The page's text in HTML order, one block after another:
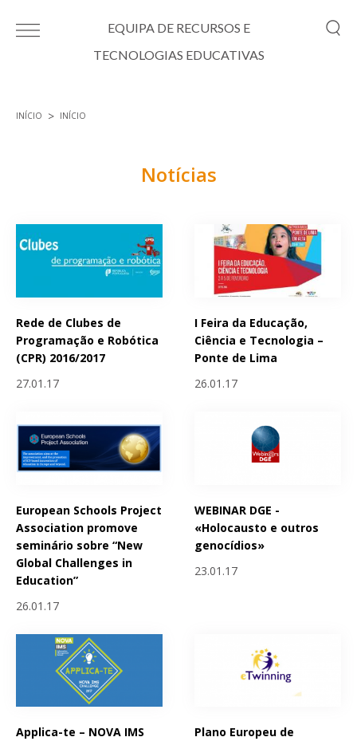
EQUIPA DE RECURSOS E
TECNOLOGIAS EDUCATIVAS
INÍCIO INÍCIO
Notícias
Rede de Clubes de
Programação e Robótica
(CPR) 2016/2017
27.01.17
I Feira da Educação,
Ciência e Tecnologia –
Ponte de Lima
26.01.17
European Schools Project
Association promove
seminário sobre “New
Global Challenges in
Education”
26.01.17
WEBINAR DGE -
«Holocausto e outros
genocídios»
23.01.17
Applica-te – NOVA IMS
Plano Europeu de
Páginas